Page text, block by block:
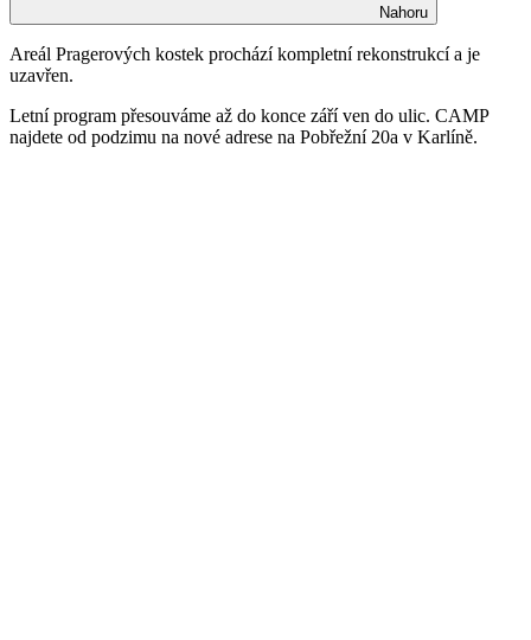
Nahoru
Areál Pragerových kostek prochází kompletní rekonstrukcí a je
uzavřen.
Letní program přesouváme až do konce září ven do ulic. CAMP
najdete od podzimu na nové adrese na Pobřežní 20a v Karlíně.